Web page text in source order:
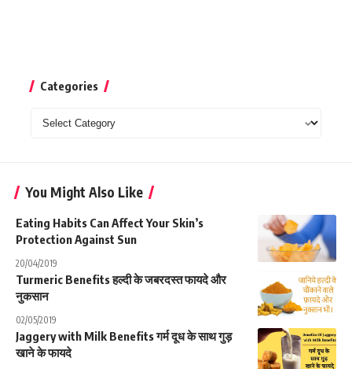
Categories
Categories
You Might Also Like
Eating Habits Can Affect Your Skin’s
Protection Against Sun
20/04/2019
Turmeric Benefits हल्दी के जबरदस्त फायदे और
नुकसान
02/05/2019
Jaggery with Milk Benefits गर्म दूध के साथ गुड़
खाने के फायदे